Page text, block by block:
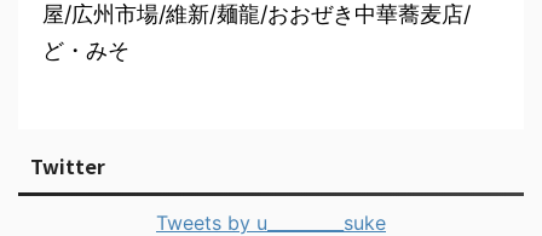
屋/広州市場/維新/麺龍/おおぜき中華蕎麦店/
ど・みそ
Twitter
Tweets by u_________suke